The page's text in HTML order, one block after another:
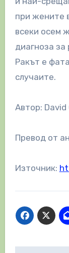
при жените
всеки осем
диагноза за
Ракът е
случаите.
Автор:
Превод от
Източник: